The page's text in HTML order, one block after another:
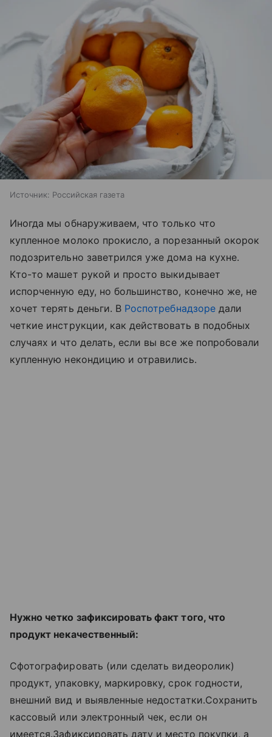
Источник: Российская газета
Иногда мы обнаруживаем, что только что
купленное молоко прокисло, а порезанный окорок
подозрительно заветрился уже дома на кухне.
Кто-то машет рукой и просто выкидывает
испорченную еду, но большинство, конечно же, не
хочет терять деньги. В Роспотребнадзоредали
четкие инструкции, как действовать в подобных
случаях и что делать, если вы все же попробовали
купленную некондицию и отравились.
Нужно четко зафиксировать факт того, что
продукт некачественный:
Сфотографировать (или сделать видеоролик)
продукт, упаковку, маркировку, срок годности,
внешний вид и выявленные недостатки.Сохранить
кассовый или электронный чек, если он
имеется.Зафиксировать дату и место покупки, а